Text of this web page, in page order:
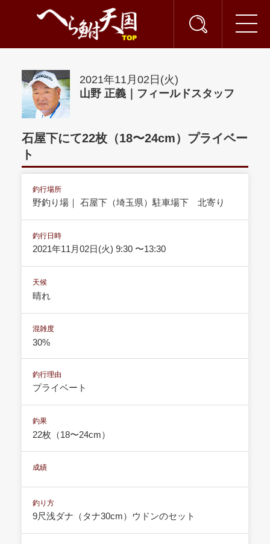
2021年11月02日(火)
山野 正義｜フィールドスタッフ
石屋下にて22枚（18〜24cm）プライベー
ト
釣行場所
野釣り場｜ 石屋下（埼玉県）駐車場下 北寄り
釣行日時
2021年11月02日(火) 9:30 〜13:30
天候
晴れ
混雑度
30%
釣行理由
プライベート
釣果
22枚（18〜24cm）
成績
釣り方
9尺浅ダナ（タナ30cm）ウドンのセット